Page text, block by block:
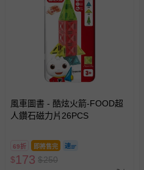
風車圖書 - 酷炫火箭-FOOD超
人鑽石磁力片26PCS
69折 即將售完
$173 $250